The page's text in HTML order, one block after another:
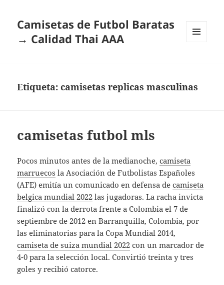
Camisetas de Futbol Baratas
→ Calidad Thai AAA
Etiqueta:camisetas replicas masculinas
camisetas futbol mls
Pocos minutos antes de la medianoche,camiseta
marruecos la Asociación de Futbolistas Españoles
(AFE) emitía un comunicado en defensa decamiseta
belgica mundial 2022 las jugadoras. La racha invicta
finalizó con la derrota frente a Colombia el 7 de
septiembre de 2012 en Barranquilla, Colombia, por
las eliminatorias para la Copa Mundial 2014,
camiseta de suiza mundial 2022 con un marcador de
4-0 para la selección local. Convirtió treinta y tres
goles y recibió catorce.